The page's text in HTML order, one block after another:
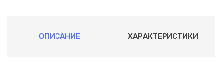
ОПИСАНИЕ ХАРАКТЕРИСТИКИ